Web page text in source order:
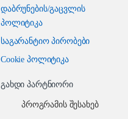
დაბრუნების/გაცვლის
პოლიტიკა
საგარანტიო პირობები
Cookie პოლიტიკა
გახდი პარტნიორი
პროგრამის შესახებ